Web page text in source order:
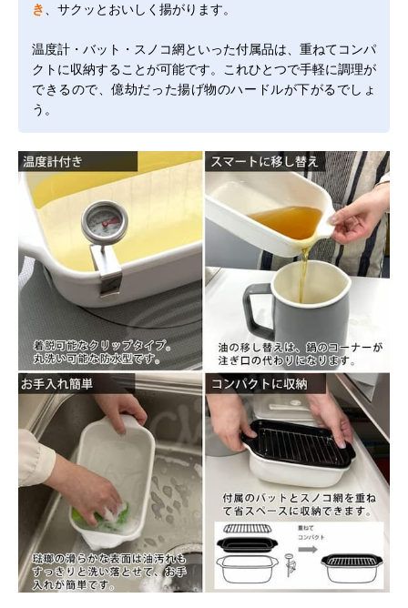
き
、サクッとおいしく揚がります。
温度計・バット・スノコ網といった付属品は、重ねてコンパ
クトに収納することが可能です。これひとつで手軽に調理が
できるので、億劫だった揚げ物のハードルが下がるでしょ
う。